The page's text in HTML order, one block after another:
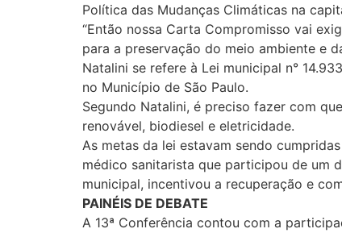
Política das Mudanças Climáticas na
“Então nossa Carta Compromisso vai
para a preservação do meio ambiente e
Natalini se refere à Lei municipal n°
no Município de São Paulo.
Segundo Natalini, é preciso fazer com
renovável, biodiesel e eletricidade.
As metas da lei estavam sendo
médico sanitarista que participou de um
municipal, incentivou a recuperação e
PAINÉIS DE DEBATE
A 13ª Conferência contou com a